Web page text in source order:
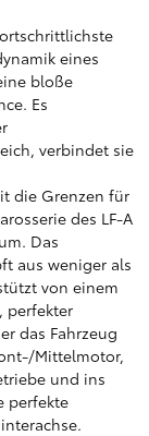
eines
bloße
Es
verbindet sie
die Grenzen für
des LF-A
Das
aus weniger als
von einem
perfekter
das Fahrzeug
Mittelmotor,
und ins
perfekte